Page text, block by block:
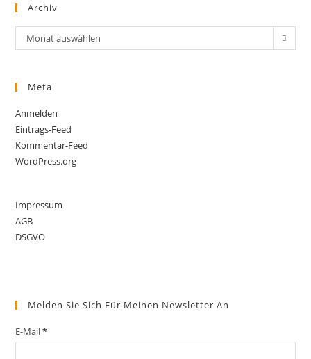
Archiv
Archiv
Monat auswählen
Meta
Anmelden
Eintrags-Feed
Kommentar-Feed
WordPress.org
Impressum
AGB
DSGVO
Melden Sie Sich Für Meinen Newsletter An
E-Mail*